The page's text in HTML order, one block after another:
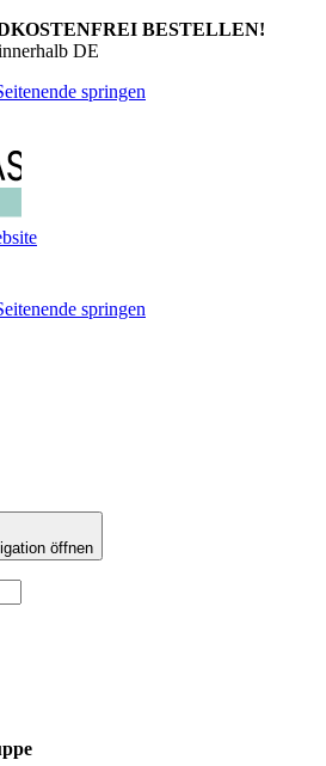
BESTELLEN!
DE
springen
springen
öffnen